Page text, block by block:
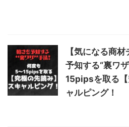
【気になる商
予知する“裏ワ
15pipsを取る
ャルピング！